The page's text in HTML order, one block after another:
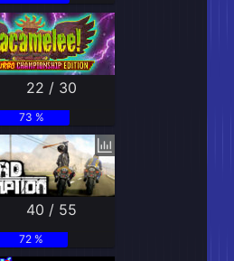
22 / 30
73 %
40 / 55
72 %